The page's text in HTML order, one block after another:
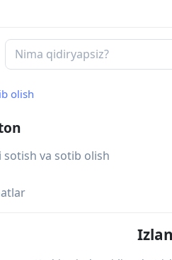
olish
va sotib olish